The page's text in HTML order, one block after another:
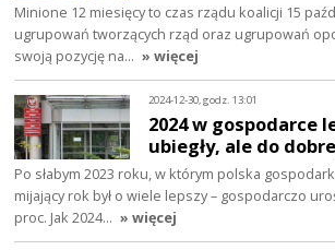
Minione 12 miesięcy to czas rządu koalicji 15
ugrupowań tworzących rząd oraz ugrupowań
swoją pozycję na… » więcej
2024-12-30, godz. 13:01
2024 w gospodarce
ubiegły, ale do
Po słabym 2023 roku, w którym polska
mijający rok był o wiele lepszy – gospodarczo
proc. Jak 2024… » więcej